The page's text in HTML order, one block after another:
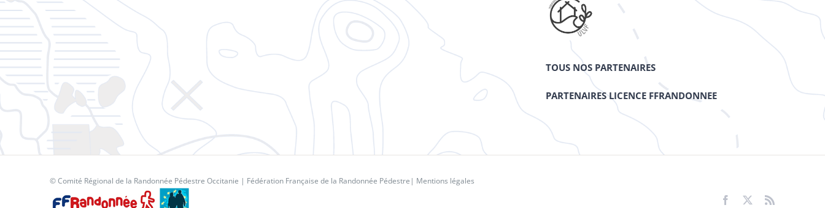
TOUS NOS PARTENAIRES
PARTENAIRES LICENCE FFRANDONNEE
© Comité Régional de la Randonnée Pédestre Occitanie | Fédération Française de la Randonnée Pédestre | Mentions légales
Facebook